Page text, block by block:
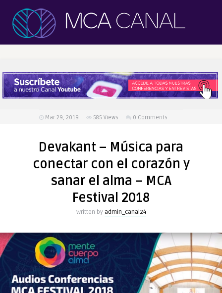
Mar 29, 2019 585 Views 0 Comments
Devakant – Música para
conectar con el corazón y
sanar el alma – MCA
Festival 2018
Written by admin_canal24